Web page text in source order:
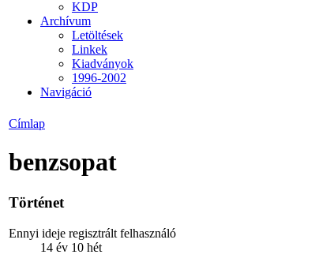
KDP
Archívum
Letöltések
Linkek
Kiadványok
1996-2002
Navigáció
Címlap
benzsopat
Történet
Ennyi ideje regisztrált felhasználó
14 év 10 hét